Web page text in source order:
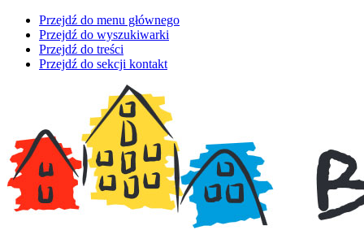
Przejdź do menu głównego
Przejdź do wyszukiwarki
Przejdź do treści
Przejdź do sekcji kontakt